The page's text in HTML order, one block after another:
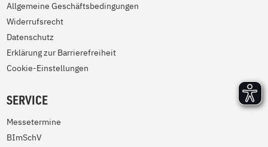
Allgemeine Geschäftsbedingungen
Widerrufsrecht
Datenschutz
Erklärung zur Barrierefreiheit
Cookie-Einstellungen
SERVICE
Messetermine
BImSchV